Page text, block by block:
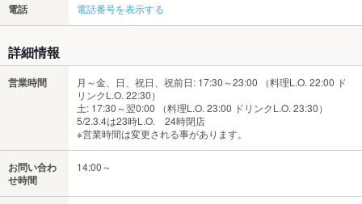
電話 電話番号を表示する
詳細情報
営業時間
月～金、日、祝日、祝前日: 17:30～23:00 （料理L.O. 22:00 ド
リンクL.O. 22:30）
土: 17:30～翌0:00 （料理L.O. 23:00 ドリンクL.O. 23:30）
5/2.3.4は23時L.O. 24時閉店
※営業時間は変更される事があります。
お問い合わ
せ時間
14:00～